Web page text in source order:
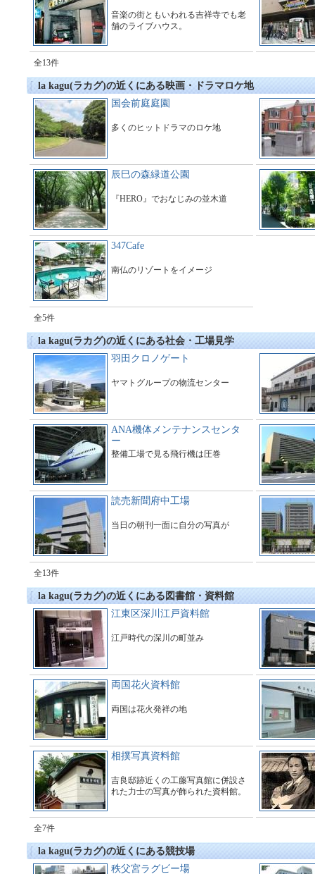
音楽の街ともいわれる吉祥寺でも老
舗のライブハウス。
全13件
la kagu(ラカグ)の近くにある映画・ドラマロケ地
国会前庭庭園
多くのヒットドラマのロケ地
辰巳の森緑道公園
『HERO』でおなじみの並木道
347Cafe
南仏のリゾートをイメージ
全5件
la kagu(ラカグ)の近くにある社会・工場見学
羽田クロノゲート
ヤマトグループの物流センター
ANA機体メンテナンスセンタ
ー
整備工場で見る飛行機は圧巻
読売新聞府中工場
当日の朝刊一面に自分の写真が
全13件
la kagu(ラカグ)の近くにある図書館・資料館
江東区深川江戸資料館
江戸時代の深川の町並み
両国花火資料館
両国は花火発祥の地
相撲写真資料館
吉良邸跡近くの工藤写真館に併設さ
れた力士の写真が飾られた資料館。
全7件
la kagu(ラカグ)の近くにある競技場
秩父宮ラグビー場